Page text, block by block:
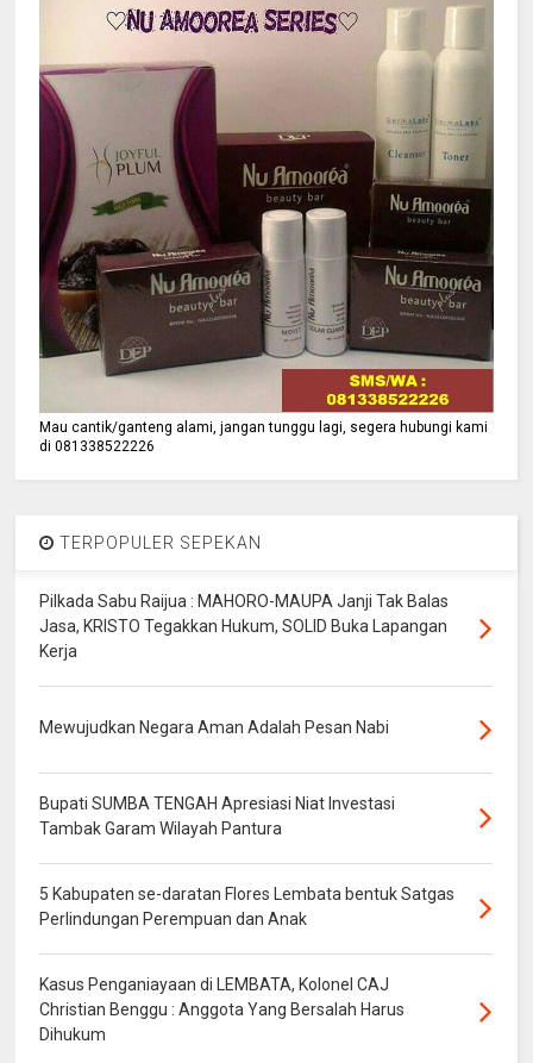
Mau cantik/ganteng alami, jangan tunggu lagi, segera hubungi kami
di 081338522226
TERPOPULER SEPEKAN
Pilkada Sabu Raijua : MAHORO-MAUPA Janji Tak Balas
Jasa, KRISTO Tegakkan Hukum, SOLID Buka Lapangan
Kerja
Mewujudkan Negara Aman Adalah Pesan Nabi
Bupati SUMBA TENGAH Apresiasi Niat Investasi
Tambak Garam Wilayah Pantura
5 Kabupaten se-daratan Flores Lembata bentuk Satgas
Perlindungan Perempuan dan Anak
Kasus Penganiayaan di LEMBATA, Kolonel CAJ
Christian Benggu : Anggota Yang Bersalah Harus
Dihukum